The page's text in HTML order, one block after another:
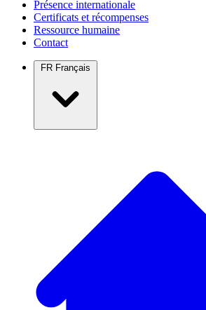
Présence internationale
Certificats et récompenses
Ressource humaine
Contact
FR Français